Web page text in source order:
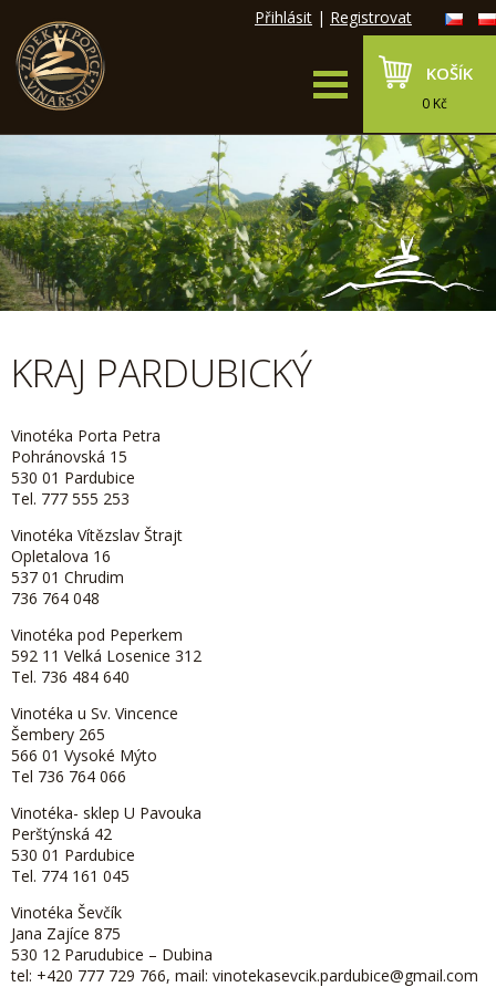
Přihlásit | Registrovat
KOŠÍK
0 Kč
KRAJ PARDUBICKÝ
Vinotéka Porta Petra
Pohránovská 15
530 01 Pardubice
Tel. 777 555 253
Vinotéka Vítězslav Štrajt
Opletalova 16
537 01 Chrudim
736 764 048
Vinotéka pod Peperkem
592 11 Velká Losenice 312
Tel. 736 484 640
Vinotéka u Sv. Vincence
Šembery 265
566 01 Vysoké Mýto
Tel 736 764 066
Vinotéka- sklep U Pavouka
Perštýnská 42
530 01 Pardubice
Tel. 774 161 045
Vinotéka Ševčík
Jana Zajíce 875
530 12 Parudubice – Dubina
tel: +420 777 729 766, mail: vinotekasevcik.pardubice@gmail.com